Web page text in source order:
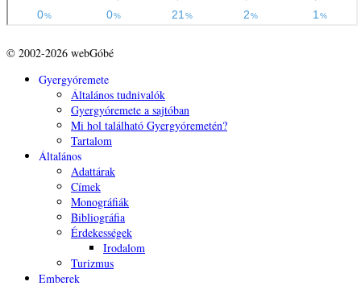
© 2002-2026 webGóbé
Gyergyóremete
Általános tudnivalók
Gyergyóremete a sajtóban
Mi hol található Gyergyóremetén?
Tartalom
Általános
Adattárak
Címek
Monográfiák
Bibliográfia
Érdekességek
Irodalom
Turizmus
Emberek